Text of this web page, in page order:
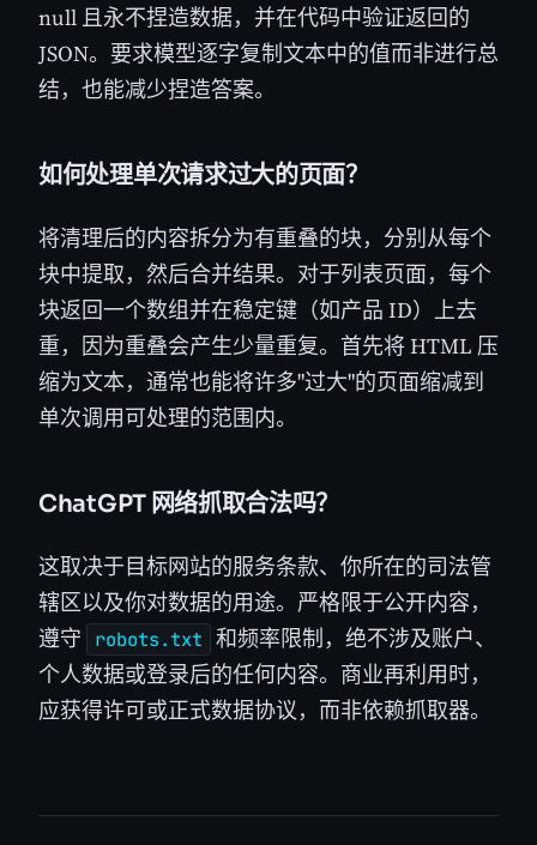
null 且永不捏造数据，并在代码中验证返回的
JSON。要求模型逐字复制文本中的值而非进行总
结，也能减少捏造答案。
如何处理单次请求过大的页面？
将清理后的内容拆分为有重叠的块，分别从每个
块中提取，然后合并结果。对于列表页面，每个
块返回一个数组并在稳定键（如产品 ID）上去
重，因为重叠会产生少量重复。首先将 HTML 压
缩为文本，通常也能将许多"过大"的页面缩减到
单次调用可处理的范围内。
ChatGPT 网络抓取合法吗？
这取决于目标网站的服务条款、你所在的司法管
辖区以及你对数据的用途。严格限于公开内容，
遵守
robots.txt 和频率限制，绝不涉及账户、
个人数据或登录后的任何内容。商业再利用时，
应获得许可或正式数据协议，而非依赖抓取器。